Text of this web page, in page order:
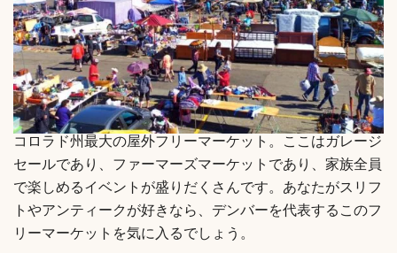
コロラド州最大の屋外フリーマーケット。ここはガレージ
セールであり、ファーマーズマーケットであり、家族全員
で楽しめるイベントが盛りだくさんです。あなたがスリフ
トやアンティークが好きなら、デンバーを代表するこのフ
リーマーケットを気に入るでしょう。